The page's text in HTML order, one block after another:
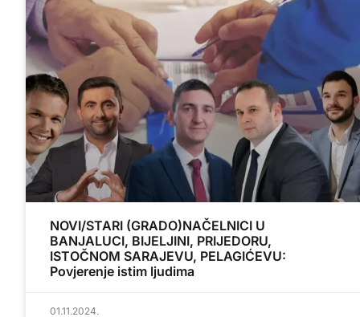
NOVI/STARI (GRADO)NAČELNICI U
BANJALUCI, BIJELJINI, PRIJEDORU,
ISTOČNOM SARAJEVU, PELAGIĆEVU:
Povjerenje istim ljudima
01.11.2024.